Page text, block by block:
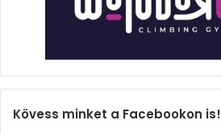
Kövess minket a Facebookon is!